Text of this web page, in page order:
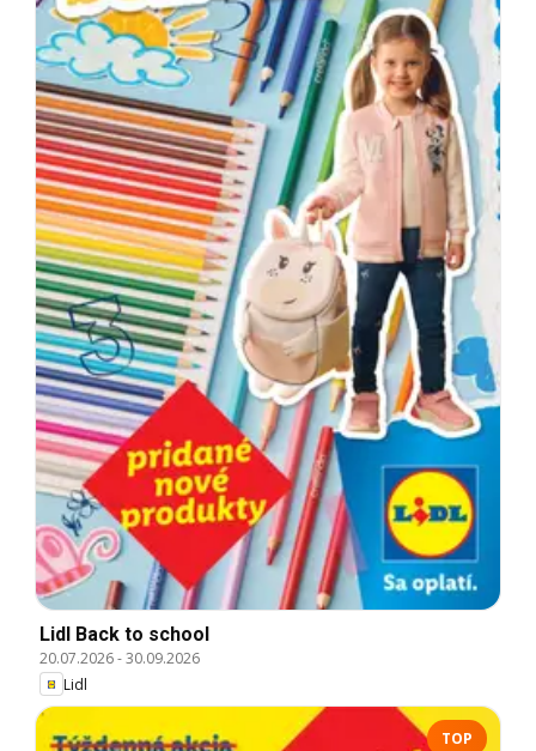
Lidl Back to school
20.07.2026-30.09.2026
Lidl
TOP